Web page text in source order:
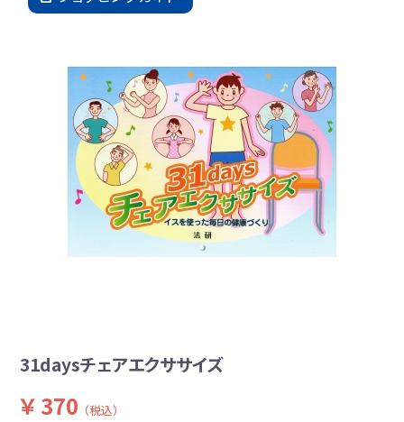
31daysチェアエクササイズ
￥ 370 （税込）